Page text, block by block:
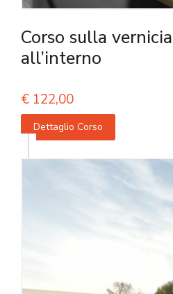
Corso sulla
all’interno
€ 122,00
Dettaglio Corso